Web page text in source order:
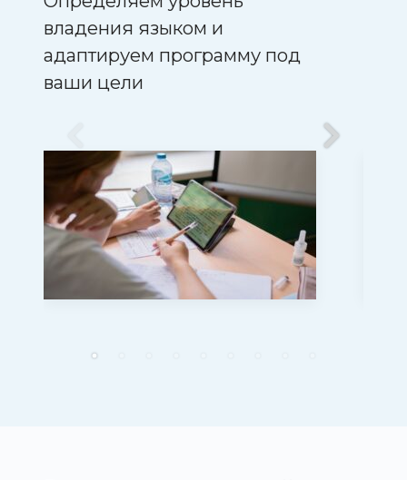
владения языком и
адаптируем программу под
ваши цели